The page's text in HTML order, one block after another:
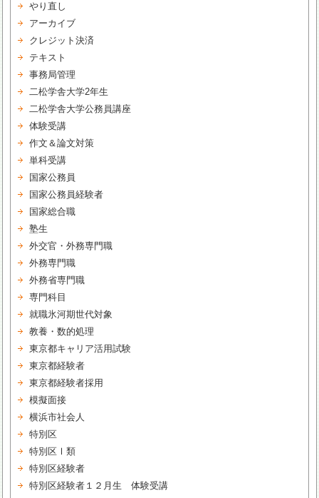
やり直し
アーカイブ
クレジット決済
テキスト
事務局管理
二松学舎大学2年生
二松学舎大学公務員講座
体験受講
作文＆論文対策
単科受講
国家公務員
国家公務員経験者
国家総合職
塾生
外交官・外務専門職
外務専門職
外務省専門職
専門科目
就職氷河期世代対象
教養・数的処理
東京都キャリア活用試験
東京都経験者
東京都経験者採用
模擬面接
横浜市社会人
特別区
特別区Ⅰ類
特別区経験者
特別区経験者１２月生 体験受講